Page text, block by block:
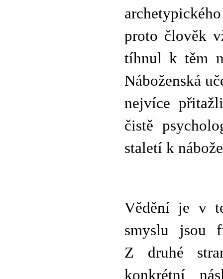
proto člověk
tíhnul k těm
Náboženská
nejvíce
čistě
staletí k
Vědění je v
smyslu jsou
Z druhé
konkrétní